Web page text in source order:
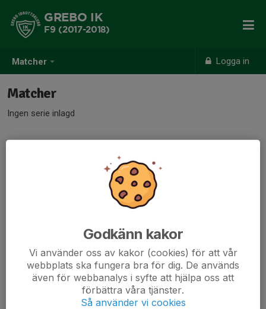
Matcher Logga in
GREBO IK
F9 (2017-2018)
Matcher
Ingen serie inlagd
Godkänn kakor
Vi använder oss av kakor (cookies) för att vår
webbplats ska fungera bra för dig. De används
även för webbanalys i syfte att hjälpa oss att
förbättra våra tjänster.
Så använder vi cookies